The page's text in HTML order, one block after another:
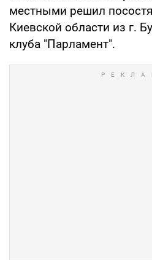
местными решил
Киевской области из г.
клуба "Парламент".